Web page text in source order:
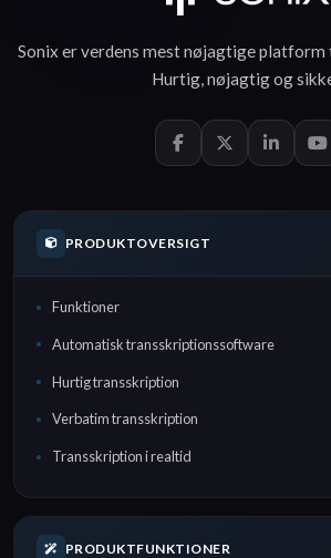
Sonix er verdens mest nøjagtige platform
Hurtig,nøjagtigog
PRODUKTOVERSIGT
Funktioner
Automatisk transskriptionssoftware
Hurtig transskription
Verbatim transskription
Transskription i realtid
PRODUKTFUNKTIONER